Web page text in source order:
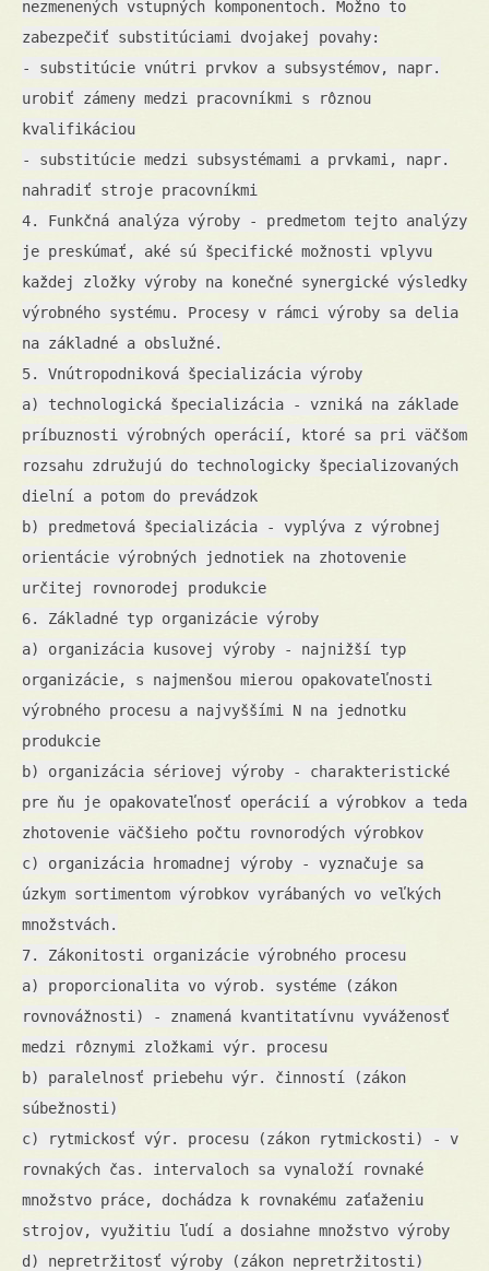
nezmenených vstupných komponentoch. Možno to
zabezpečiť substitúciami dvojakej povahy:
- substitúcie vnútri prvkov a subsystémov, napr.
urobiť zámeny medzi pracovníkmi s rôznou
kvalifikáciou
- substitúcie medzi subsystémami a prvkami, napr.
nahradiť stroje pracovníkmi
4. Funkčná analýza výroby - predmetom tejto analýzy
je preskúmať, aké sú špecifické možnosti vplyvu
každej zložky výroby na konečné synergické výsledky
výrobného systému. Procesy v rámci výroby sa delia
na základné a obslužné.
5. Vnútropodniková špecializácia výroby
a) technologická špecializácia - vzniká na základe
príbuznosti výrobných operácií, ktoré sa pri väčšom
rozsahu združujú do technologicky špecializovaných
dielní a potom do prevádzok
b) predmetová špecializácia - vyplýva z výrobnej
orientácie výrobných jednotiek na zhotovenie
určitej rovnorodej produkcie
6. Základné typ organizácie výroby
a) organizácia kusovej výroby - najnižší typ
organizácie, s najmenšou mierou opakovateľnosti
výrobného procesu a najvyššími N na jednotku
produkcie
b) organizácia sériovej výroby - charakteristické
pre ňu je opakovateľnosť operácií a výrobkov a teda
zhotovenie väčšieho počtu rovnorodých výrobkov
c) organizácia hromadnej výroby - vyznačuje sa
úzkym sortimentom výrobkov vyrábaných vo veľkých
množstvách.
7. Zákonitosti organizácie výrobného procesu
a) proporcionalita vo výrob. systéme (zákon
rovnovážnosti) - znamená kvantitatívnu vyváženosť
medzi rôznymi zložkami výr. procesu
b) paralelnosť priebehu výr. činností (zákon
súbežnosti)
c) rytmickosť výr. procesu (zákon rytmickosti) - v
rovnakých čas. intervaloch sa vynaloží rovnaké
množstvo práce, dochádza k rovnakému zaťaženiu
strojov, využitiu ľudí a dosiahne množstvo výroby
d) nepretržitosť výroby (zákon nepretržitosti)